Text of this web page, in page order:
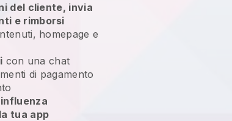
del cliente, invia
e rimborsi
homepage e
con una chat
di pagamento
tua app